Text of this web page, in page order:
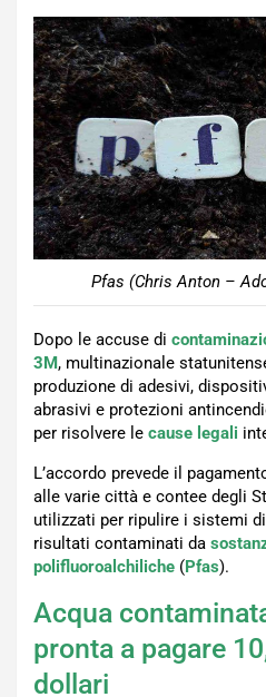
Pfas (Chris Anton –
Dopo le accuse di
3M, multinazionale
produzione di adesivi,
abrasivi e protezioni
per risolvere le cause legali
L’accordo prevede il
alle varie città e contee degli
utilizzati per ripulire i sistemi
risultati contaminati da
polifluoroalchiliche (Pfas).
Acqua
pronta a pagare
dollari